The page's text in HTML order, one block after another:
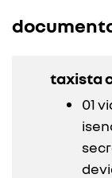
taxista
01